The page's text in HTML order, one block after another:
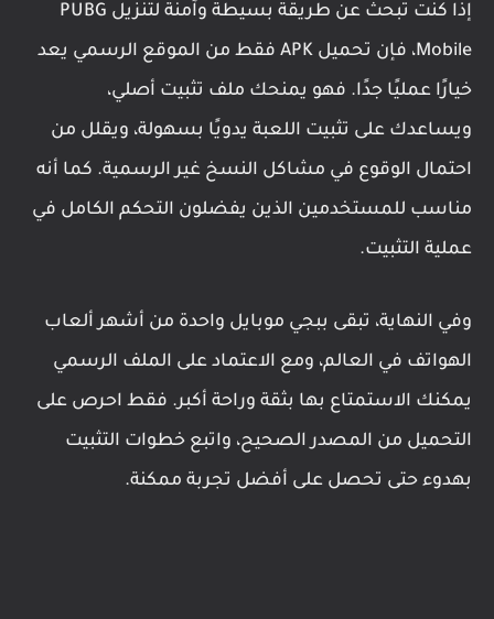
إذا كنت تبحث عن طريقة بسيطة وآمنة لتنزيل PUBG
Mobile، فإن تحميل APK فقط من الموقع الرسمي يعد
خيارًا عمليًا جدًا. فهو يمنحك ملف تثبيت أصلي،
ويساعدك على تثبيت اللعبة يدويًا بسهولة، ويقلل من
احتمال الوقوع في مشاكل النسخ غير الرسمية. كما أنه
مناسب للمستخدمين الذين يفضلون التحكم الكامل في
عملية التثبيت.
وفي النهاية، تبقى ببجي موبايل واحدة من أشهر ألعاب
الهواتف في العالم، ومع الاعتماد على الملف الرسمي
يمكنك الاستمتاع بها بثقة وراحة أكبر. فقط احرص على
التحميل من المصدر الصحيح، واتبع خطوات التثبيت
بهدوء حتى تحصل على أفضل تجربة ممكنة.